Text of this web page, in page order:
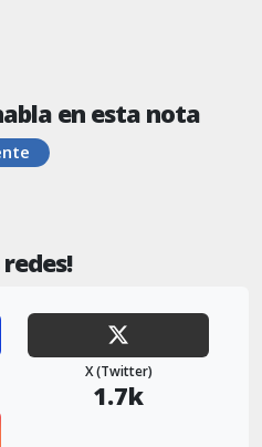
en esta nota
X (Twitter)
1.7k